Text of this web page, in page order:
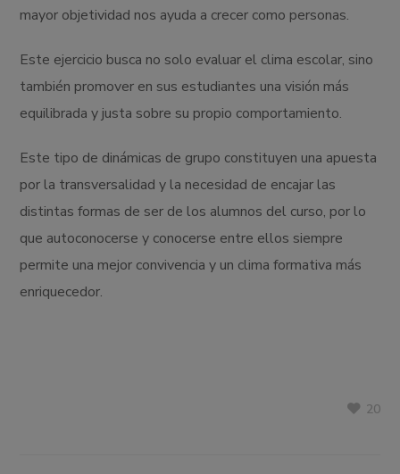
mayor objetividad nos ayuda a crecer como personas.
Este ejercicio busca no solo evaluar el clima escolar, sino
también promover en sus estudiantes una visión más
equilibrada y justa sobre su propio comportamiento.
Este tipo de dinámicas de grupo constituyen una apuesta
por la transversalidad y la necesidad de encajar las
distintas formas de ser de los alumnos del curso, por lo
que autoconocerse y conocerse entre ellos siempre
permite una mejor convivencia y un clima formativa más
enriquecedor.
20